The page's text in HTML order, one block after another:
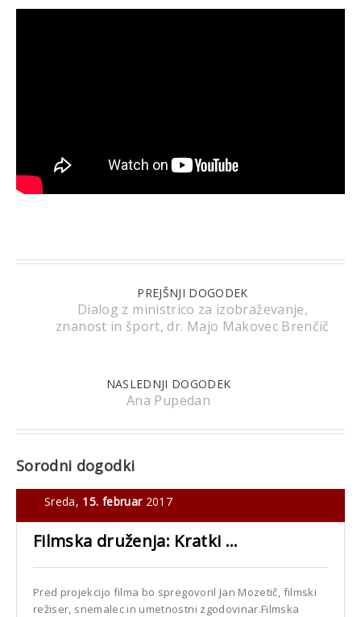
PREJŠNJI DOGODEK
Dialog z ministrico za izobraževanje,
znanost in šport, dr. Majo Makovec Brenčič
NASLEDNJI DOGODEK
Ana Pupedan
Sorodni dogodki
Sreda, 15. februar2017
Filmska druženja: Kratki ...
Pred projekcijo filma bo spregovoril Jan Mozetič, filmski
režiser, snemalec in umetnostni zgodovinar.Filmska